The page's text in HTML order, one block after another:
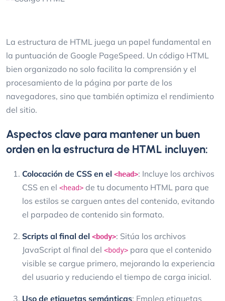
La estructura de HTML juega un papel fundamental en
la puntuación de Google PageSpeed. Un código HTML
bien organizado no solo facilita la comprensión y el
procesamiento de la página por parte de los
navegadores, sino que también optimiza el rendimiento
del sitio.
Aspectos clave para mantener un buen
orden en la estructura de HTML incluyen:
Colocación de CSS en el <head>: Incluye los archivos
CSS en el <head> de tu documento HTML para que
los estilos se carguen antes del contenido, evitando
el parpadeo de contenido sin formato.
Scripts al final del <body>: Sitúa los archivos
JavaScript al final del <body> para que el contenido
visible se cargue primero, mejorando la experiencia
del usuario y reduciendo el tiempo de carga inicial.
Uso de etiquetas semánticas: Emplea etiquetas